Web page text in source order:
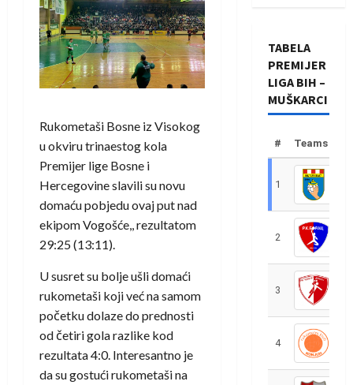
Rukometaši Bosne iz Visokog
u okviru trinaestog kola
Premijer lige Bosne i
Hercegovine slavili su novu
domaću pobjedu ovaj put nad
ekipom Vogošće,, rezultatom
29:25 (13:11).
U susret su bolje ušli domaći
rukometaši koji već na samom
početku dolaze do prednosti
od četiri gola razlike kod
rezultata 4:0. Interesantno je
da su gostući rukometaši na
TABELA
PREMIJER
LIGA BIH –
MUŠKARCI
# Teams
1
2
3
4